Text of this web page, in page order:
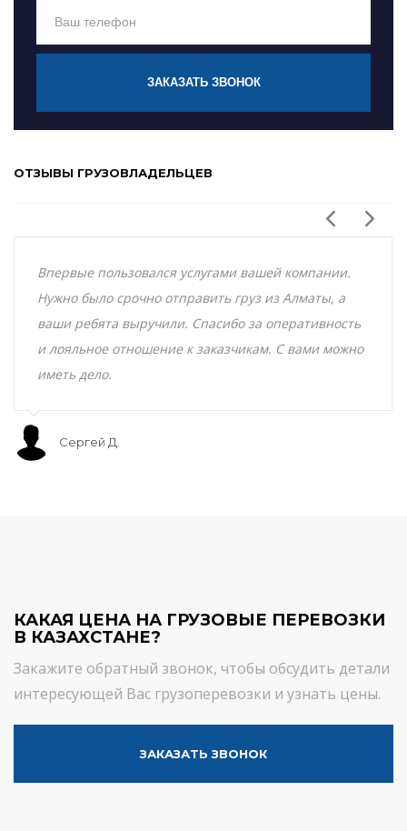
ЗАКАЗАТЬ ЗВОНОК
ОТЗЫВЫ ГРУЗОВЛАДЕЛЬЦЕВ
Впервые пользовался услугами вашей компании.
Нужно было срочно отправить груз из Алматы, а
ваши ребята выручили. Спасибо за оперативность
и лояльное отношение к заказчикам. С вами можно
иметь дело.
Сергей Д.
КАКАЯ ЦЕНА НА ГРУЗОВЫЕ ПЕРЕВОЗКИ
В КАЗАХСТАНЕ?
Закажите обратный звонок, чтобы обсудить детали
интересующей Вас грузоперевозки и узнать цены.
ЗАКАЗАТЬ ЗВОНОК